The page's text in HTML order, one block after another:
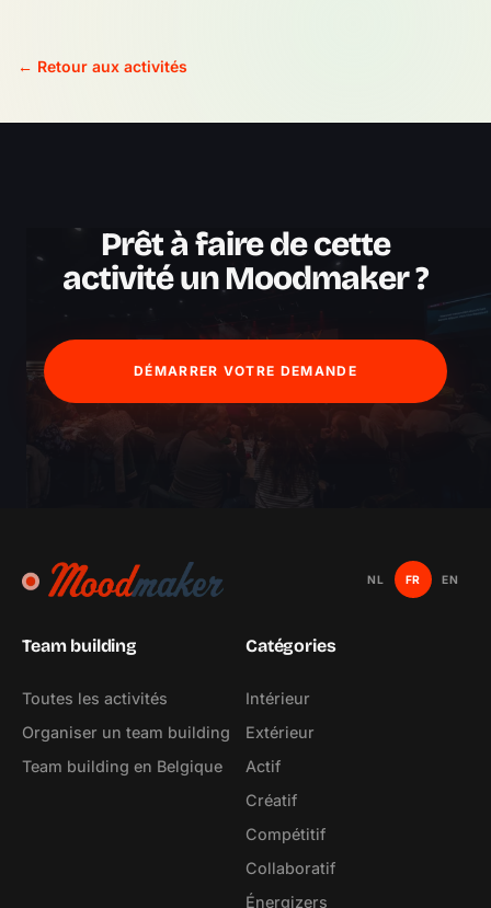
← Retour aux activités
Prêt à faire de cette
activité un Moodmaker ?
DÉMARRER VOTRE DEMANDE
NL FR EN
Team building
Toutes les activités
Organiser un team building
Team building en Belgique
Catégories
Intérieur
Extérieur
Actif
Créatif
Compétitif
Collaboratif
Énergizers